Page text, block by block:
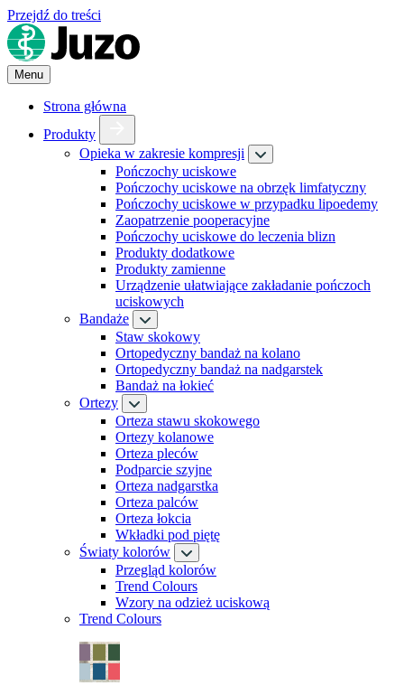
Przejdź do treści
Menu
Strona główna
Produkty
Opieka w zakresie kompresji
Pończochy uciskowe
Pończochy uciskowe na obrzęk limfatyczny
Pończochy uciskowe w przypadku lipoedemy
Zaopatrzenie pooperacyjne
Pończochy uciskowe do leczenia blizn
Produkty dodatkowe
Produkty zamienne
Urządzenie ułatwiające zakładanie pończoch
uciskowych
Bandaże
Staw skokowy
Ortopedyczny bandaż na kolano
Ortopedyczny bandaż na nadgarstek
Bandaż na łokieć
Ortezy
Orteza stawu skokowego
Ortezy kolanowe
Orteza pleców
Podparcie szyjne
Orteza nadgarstka
Orteza palców
Orteza łokcia
Wkładki pod piętę
Światy kolorów
Przegląd kolorów
Trend Colours
Wzory na odzież uciskową
Trend Colours